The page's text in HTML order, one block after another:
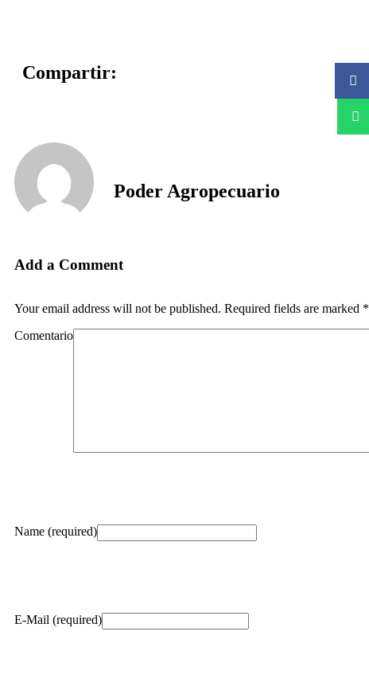
Compartir:
Poder Agropecuario
Add a Comment
Your email address will not be published. Required fields are marked *
Name (required)
E-Mail (required)
Comentario